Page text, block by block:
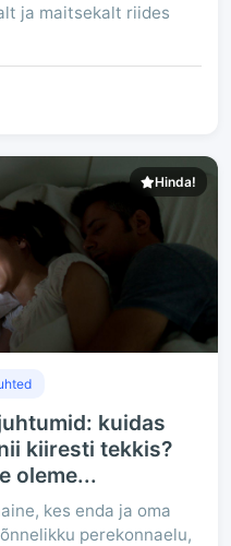
ja maitsekalt riides
Hinda!
kuidas
kiiresti tekkis?
oleme...
kes enda ja oma
perekonnaelu,